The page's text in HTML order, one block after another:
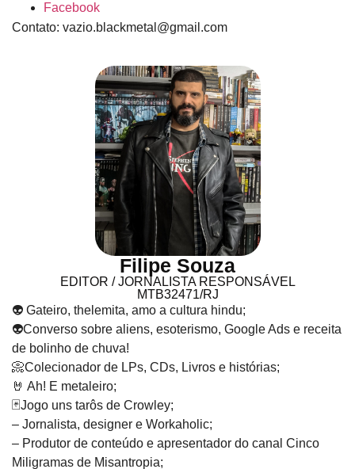
Facebook
Contato: vazio.blackmetal@gmail.com
Filipe Souza
EDITOR / JORNALISTA RESPONSÁVEL
MTB32471/RJ
👽 Gateiro, thelemita, amo a cultura hindu;
👽Converso sobre aliens, esoterismo, Google Ads e receita
de bolinho de chuva!
📀Colecionador de LPs, CDs, Livros e histórias;
🤘 Ah! E metaleiro;
🃏Jogo uns tarôs de Crowley;
– Jornalista, designer e Workaholic;
– Produtor de conteúdo e apresentador do canal Cinco
Miligramas de Misantropia;